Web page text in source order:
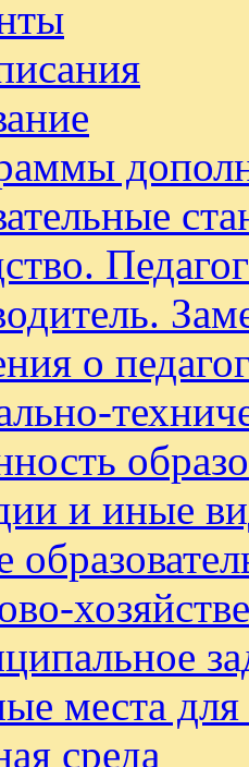
о
и иные
места
среда